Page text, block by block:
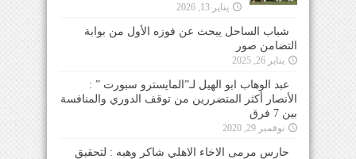
يناير 13, 2026
شباب الساحل يبحث عن فوزه الأول من بوابة
التضامن صور
يناير 26, 2025
عبد الوهاب ابو الهيل لـ”المايسترو سبورت ” :
الأنصار أكثر المتضررين من توقف الدوري والمنافسة
بين 7 فرق
نوفمبر 29, 2020
حارس مرمى الاخاء الاهلي شاكر وهبه : لتحقيق